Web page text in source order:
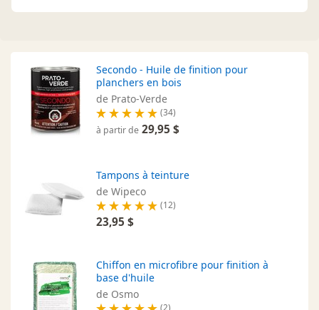
Secondo - Huile de finition pour
planchers en bois
de Prato-Verde
(34)
à partir de 29,95 $
Tampons à teinture
de Wipeco
(12)
23,95 $
Chiffon en microfibre pour finition à
base d'huile
de Osmo
(2)